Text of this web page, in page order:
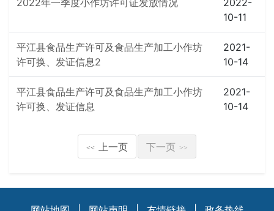
2022年一季度小作坊许可证发放情况
2022-
10-11
平江县食品生产许可及食品生产加工小作坊
许可换、发证信息2
2021-
10-14
平江县食品生产许可及食品生产加工小作坊
许可换、发证信息
2021-
10-14
<< 上一页 下一页 >>